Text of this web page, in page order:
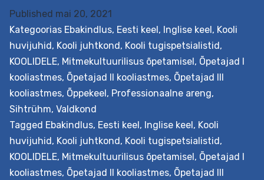
juhtimine
üldhariduskoolis
Published mai 20, 2021
Kategoorias Ebakindlus, Eesti keel, Inglise keel, Kooli
huvijuhid, Kooli juhtkond, Kooli tugispetsialistid,
KOOLIDELE, Mitmekultuurilisus õpetamisel, Õpetajad I
kooliastmes, Õpetajad II kooliastmes, Õpetajad III
kooliastmes, Õppekeel, Professionaalne areng,
Sihtrühm, Valdkond
Tagged Ebakindlus, Eesti keel, Inglise keel, Kooli
huvijuhid, Kooli juhtkond, Kooli tugispetsialistid,
KOOLIDELE, Mitmekultuurilisus õpetamisel, Õpetajad I
kooliastmes, Õpetajad II kooliastmes, Õpetajad III